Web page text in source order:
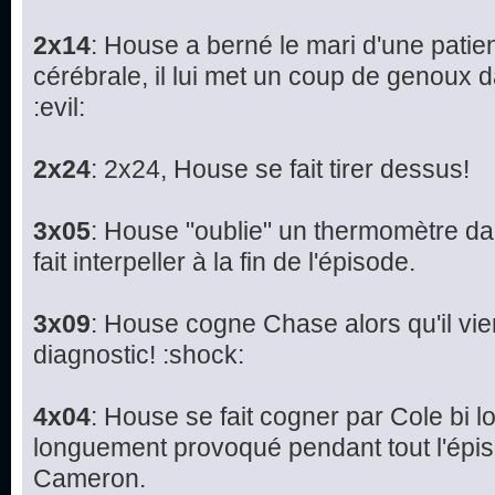
2x14: House a berné le mari d'une
cérébrale, il lui met un coup de genoux
:evil:
2x24: 2x24, House se fait tirer dessus!
3x05: House "oublie" un thermomètre
fait interpeller à la fin de l'épisode.
3x09: House cogne Chase alors qu'il
diagnostic! :shock:
4x04: House se fait cogner par Cole bi
longuement provoqué pendant tout
Cameron.